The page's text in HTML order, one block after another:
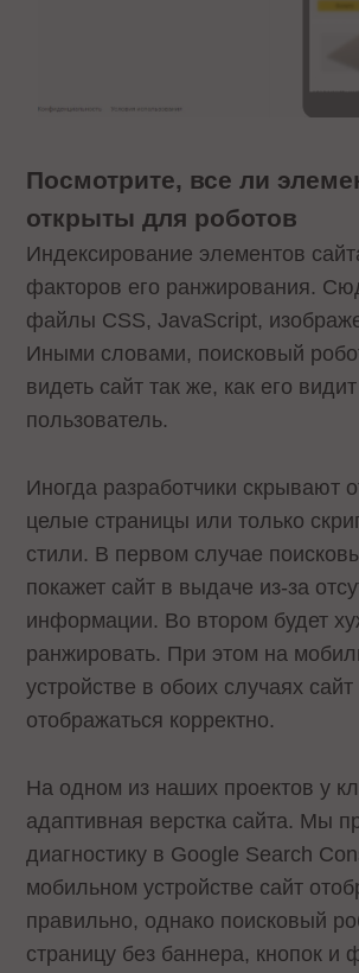
Посмотрите, все ли
открыты для роботов
Индексирование элементов
факторов его ранжирования.
файлы CSS, JavaScript,
Иными словами, поисковый
видеть сайт так же, как его видит
пользователь.
Иногда разработчики скрывают
целые страницы или только
стили. В первом случае
покажет сайт в выдаче из-за
информации. Во втором будет
ранжировать. При этом на
устройстве в обоих случаях сайт
отображаться корректно.
На одном из наших проектов у
адаптивная верстка сайта. Мы
диагностику в Google Search
мобильном устройстве сайт
правильно, однако поисковый
страницу без баннера, кнопок и